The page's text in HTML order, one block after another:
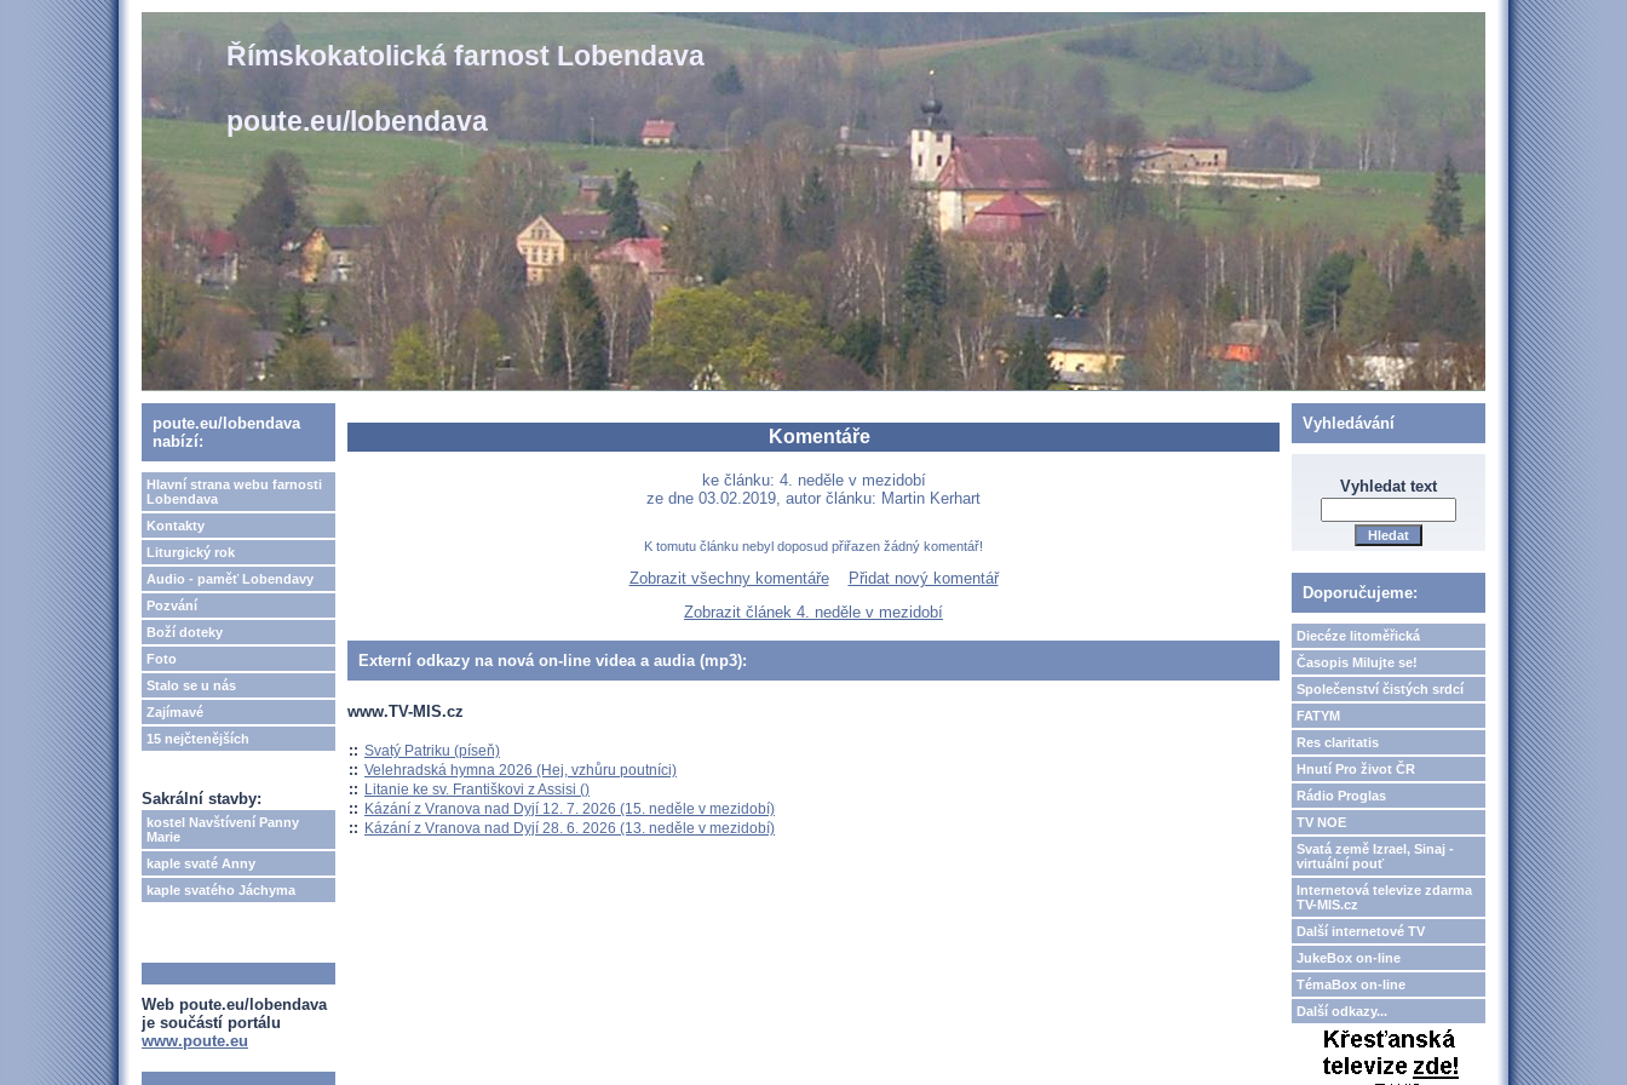
Římskokatolická farnost Lobendava
poute.eu/lobendava
poute.eu/lobendava
nabízí:
Hlavní strana webu farnosti
Lobendava
Kontakty
Liturgický rok
Audio - paměť Lobendavy
Pozvání
Boží doteky
Foto
Stalo se u nás
Zajímavé
15 nejčtenějších
Sakrální stavby:
kostel Navštívení Panny
Marie
kaple svaté Anny
kaple svatého Jáchyma
Web poute.eu/lobendava
je součástí portálu
www.poute.eu
Komentáře
ke článku: 4. neděle v mezidobí
ze dne 03.02.2019, autor článku: Martin Kerhart
K tomutu článku nebyl doposud přiřazen žádný komentář!
Zobrazit všechny komentáře
Přidat nový komentář
Zobrazit článek 4. neděle v mezidobí
Externí odkazy na nová on-line videa a audia (mp3):
www.TV-MIS.cz
:: Svatý Patriku (píseň)
:: Velehradská hymna 2026 (Hej, vzhůru poutníci)
:: Litanie ke sv. Františkovi z Assisi ()
:: Kázání z Vranova nad Dyjí 12. 7. 2026 (15. neděle v mezidobí)
:: Kázání z Vranova nad Dyjí 28. 6. 2026 (13. neděle v mezidobí)
Vyhledávání
Vyhledat text
Doporučujeme:
Diecéze litoměřická
Časopis Milujte se!
Společenství čistých srdcí
FATYM
Res claritatis
Hnutí Pro život ČR
Rádio Proglas
TV NOE
Svatá země Izrael, Sinaj -
virtuální pouť
Internetová televize zdarma
TV-MIS.cz
Další internetové TV
JukeBox on-line
TémaBox on-line
Další odkazy...